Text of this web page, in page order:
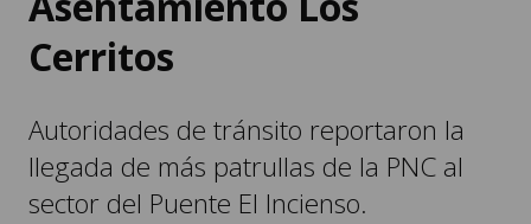
Cerritos
Autoridades de tránsito reportaron la
llegada de más patrullas de la PNC al
sector del Puente El Incienso.